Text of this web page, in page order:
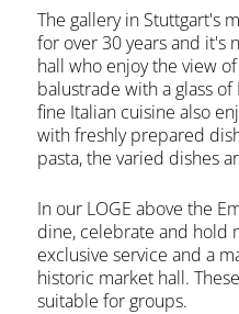
The gallery in Stuttgart's
for over 30 years and it's
hall who enjoy the view
balustrade with a glass
fine Italian cuisine also
with freshly prepared
pasta, the varied dishes
In our LOGE above the
dine, celebrate and hold
exclusive service and a
historic market hall.
suitable for groups.